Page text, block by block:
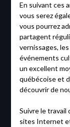
En suivant ces
vous serez
vous pourrez
partagent
vernissages,
événements
un excellent
québécoise et
découvrir de
Suivre le
sites Internet